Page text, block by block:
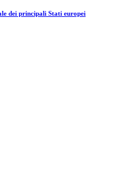
dei principali Stati europei